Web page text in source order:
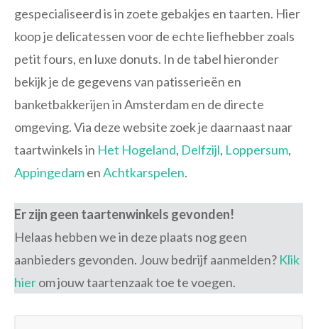
gespecialiseerd is in zoete gebakjes en taarten. Hier
koop je delicatessen voor de echte liefhebber zoals
petit fours, en luxe donuts. In de tabel hieronder
bekijk je de gegevens van patisserieën en
banketbakkerijen in Amsterdam en de directe
omgeving. Via deze website zoek je daarnaast naar
taartwinkels in Het Hogeland, Delfzijl, Loppersum,
AppingedamenAchtkarspelen.
Er zijn geen taartenwinkels gevonden!
Helaas hebben we in deze plaats nog geen
aanbieders gevonden. Jouw bedrijf aanmelden? Klik
hierom jouw taartenzaak toe te voegen.